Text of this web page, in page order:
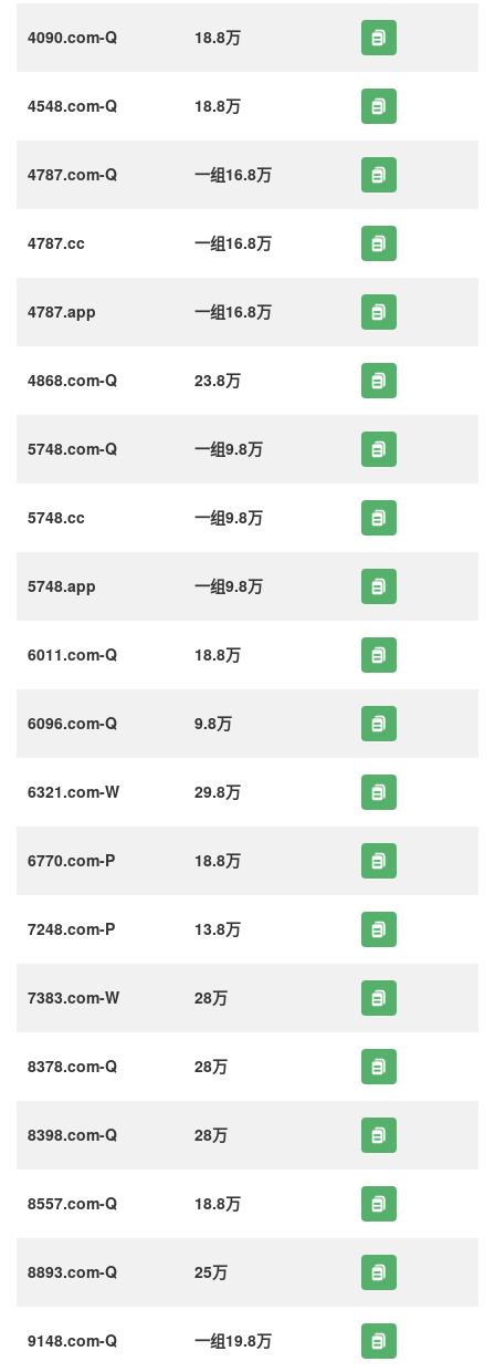
4090.com-Q 18.8万
4548.com-Q 18.8万
4787.com-Q 一组16.8万
4787.cc 一组16.8万
4787.app 一组16.8万
4868.com-Q 23.8万
5748.com-Q 一组9.8万
5748.cc 一组9.8万
5748.app 一组9.8万
6011.com-Q 18.8万
6096.com-Q 9.8万
6321.com-W 29.8万
6770.com-P 18.8万
7248.com-P 13.8万
7383.com-W 28万
8378.com-Q 28万
8398.com-Q 28万
8557.com-Q 18.8万
8893.com-Q 25万
9148.com-Q 一组19.8万